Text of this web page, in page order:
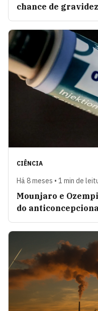
chance de
CIÊNCIA
Há 8 meses • 1 min de
Mounjaro e
do